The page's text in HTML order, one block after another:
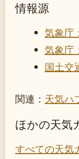
情報源
気象庁
気象庁
国土交
関連： 天気ハ
ほかの天気
すべての天気